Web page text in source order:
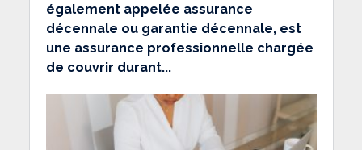
également appelée assurance
décennale ou garantie décennale, est
une assurance professionnelle chargée
de couvrir durant...